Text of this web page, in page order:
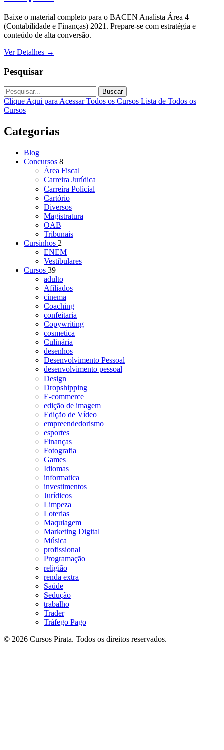
Baixe o material completo para o BACEN Analista Área 4
(Contabilidade e Finanças) 2021. Prepare-se com estratégia e
conteúdo de alta conversão.
Ver Detalhes →
Pesquisar
Buscar
Clique Aqui para Acessar Todos os Cursos Lista de Todos os
Cursos
Categorias
Blog
Concursos 8
Área Fiscal
Carreira Jurídica
Carreira Policial
Cartório
Diversos
Magistratura
OAB
Tribunais
Cursinhos 2
ENEM
Vestibulares
Cursos 39
adulto
Afiliados
cinema
Coaching
confeitaria
Copywriting
cosmetica
Culinária
desenhos
Desenvolvimento Pessoal
desenvolvimento pessoal
Design
Dropshipping
E-commerce
edição de imagem
Edição de Vídeo
empreendedorismo
esportes
Finanças
Fotografia
Games
Idiomas
informatica
investimentos
Jurídicos
Limpeza
Loterias
Maquiagem
Marketing Digital
Música
profissional
Programação
religião
renda extra
Saúde
Sedução
trabalho
Trader
Tráfego Pago
© 2026 Cursos Pirata. Todos os direitos reservados.